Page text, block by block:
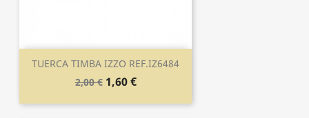
TUERCA TIMBA IZZO REF.IZ6484
2,00 € 1,60 €